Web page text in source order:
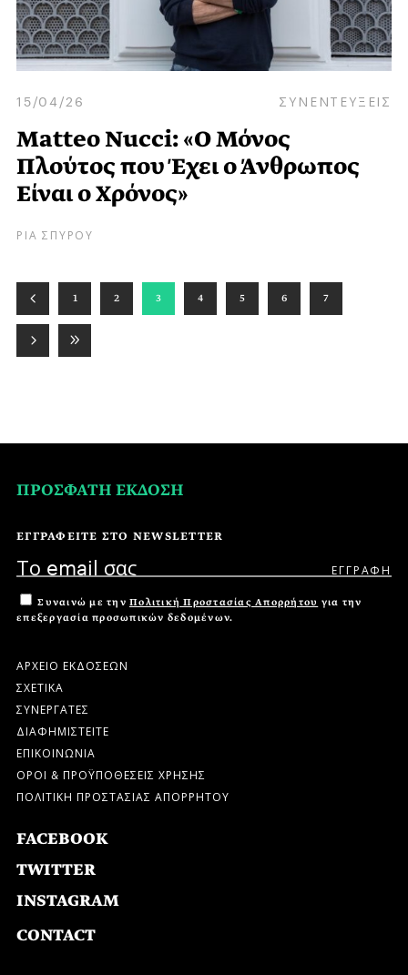
15/04/26 ΣΥΝΕΝΤΕΥΞΕΙΣ
Matteo Nucci: «Ο Μόνος
Πλούτος που Έχει ο Άνθρωπος
Είναι ο Χρόνος»
ΡΙΑ ΣΠΥΡΟΥ
1 2 3 4 5 6 7
ΠΡΟΣΦΑΤΗ ΕΚΔΟΣΗ
ΕΓΓΡΑΦΕΙΤΕ ΣΤΟ NEWSLETTER
Συναινώ με την Πολιτική Προστασίας Απορρήτου για την
επεξεργασία προσωπικών δεδομένων.
ΑΡΧΕΙΟ ΕΚΔΟΣΕΩΝ
ΣΧΕΤΙΚΑ
ΣΥΝΕΡΓΑΤΕΣ
ΔΙΑΦΗΜΙΣΤΕΙΤΕ
ΕΠΙΚΟΙΝΩΝΙΑ
ΟΡΟΙ & ΠΡΟΫΠΟΘΕΣΕΙΣ ΧΡΗΣΗΣ
ΠΟΛΙΤΙΚΗ ΠΡΟΣΤΑΣΙΑΣ ΑΠΟΡΡΗΤΟΥ
FACEBOOK
TWITTER
INSTAGRAM
CONTACT